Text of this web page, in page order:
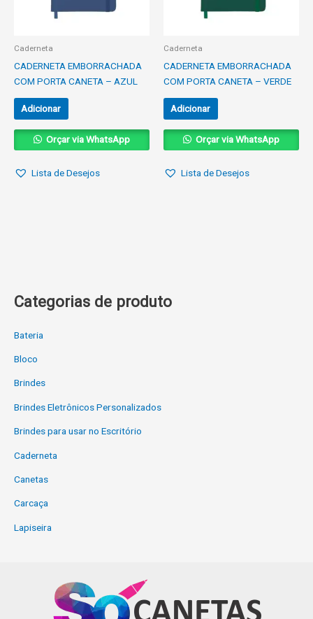
Categorias de produto
Bateria
Bloco
Brindes
Brindes Eletrônicos Personalizados
Brindes para usar no Escritório
Caderneta
Canetas
Carcaça
Lapiseira
Caderneta
CADERNETA EMBORRACHADA
COM PORTA CANETA – AZUL
Adicionar
Orçar via WhatsApp
Lista de Desejos
Caderneta
CADERNETA EMBORRACHADA
COM PORTA CANETA – VERDE
Adicionar
Orçar via WhatsApp
Lista de Desejos